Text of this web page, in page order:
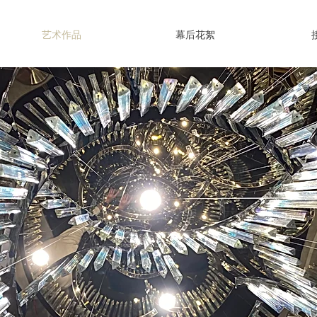
艺术作品 幕后花絮